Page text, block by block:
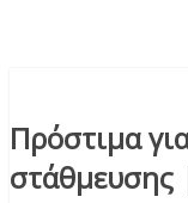
Πρόστιμα
στάθμευσης